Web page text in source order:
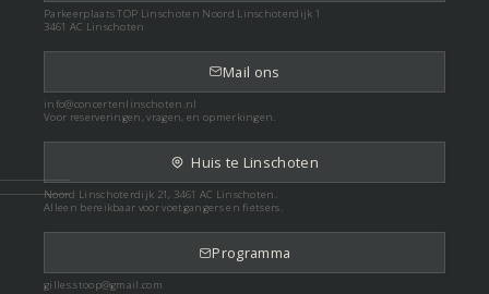
Parkeerplaats TOP Linschoten Noord Linschoterdijk 1
3461 AC Linschoten
Mail ons
info@concertenlinschoten.nl
Voor reserveringen, vragen, en opmerkingen.
Huis te Linschoten
Noord Linschoterdijk 21, 3461 AC Linschoten.
Alleen bereikbaar voor voetgangers en fietsers.
Programma
gilles.stoop@gmail.com